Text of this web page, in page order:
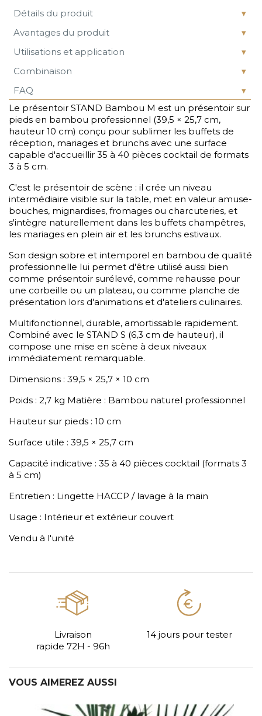
Détails du produit
Avantages du produit
Utilisations et application
Combinaison
FAQ
Le présentoir STAND Bambou M est un présentoir sur
pieds en bambou professionnel (39,5 × 25,7 cm,
hauteur 10 cm) conçu pour sublimer les buffets de
réception, mariages et brunchs avec une surface
capable d'accueillir 35 à 40 pièces cocktail de formats
3 à 5 cm.
C'est le présentoir de scène : il crée un niveau
intermédiaire visible sur la table, met en valeur amuse-
bouches, mignardises, fromages ou charcuteries, et
s'intègre naturellement dans les buffets champêtres,
les mariages en plein air et les brunchs estivaux.
Son design sobre et intemporel en bambou de qualité
professionnelle lui permet d'être utilisé aussi bien
comme présentoir surélevé, comme rehausse pour
une corbeille ou un plateau, ou comme planche de
présentation lors d'animations et d'ateliers culinaires.
Multifonctionnel, durable, amortissable rapidement.
Combiné avec le STAND S (6,3 cm de hauteur), il
compose une mise en scène à deux niveaux
immédiatement remarquable.
Dimensions : 39,5 × 25,7 × 10 cm
Poids : 2,7 kg Matière : Bambou naturel professionnel
Hauteur sur pieds : 10 cm
Surface utile : 39,5 × 25,7 cm
Capacité indicative : 35 à 40 pièces cocktail (formats 3
à 5 cm)
Entretien : Lingette HACCP / lavage à la main
Usage : Intérieur et extérieur couvert
Vendu à l'unité
14 jours pour tester Personnalisation
VOUS AIMEREZ AUSSI